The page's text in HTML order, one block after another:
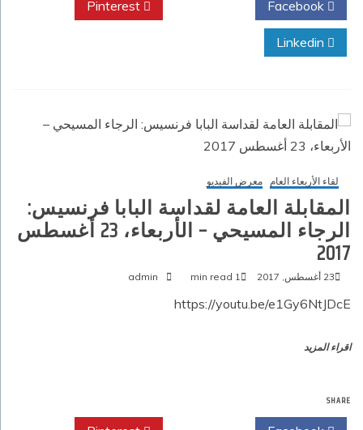
لقاء الأربعاء العام معرض الفيديو
المقابلة العامة لقداسة البابا فرنسيس:
الرجاء المسيحي – الأربعاء، 23 أغسطس
2017‏
23 أغسطس, 2017 1 min read
admin
https://youtu.be/e1Gy6NtJDcE
اقراء المزيد
SHARE